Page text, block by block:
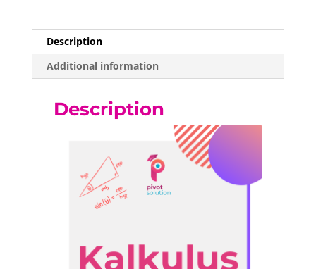
quantity
Description
Additional information
Description